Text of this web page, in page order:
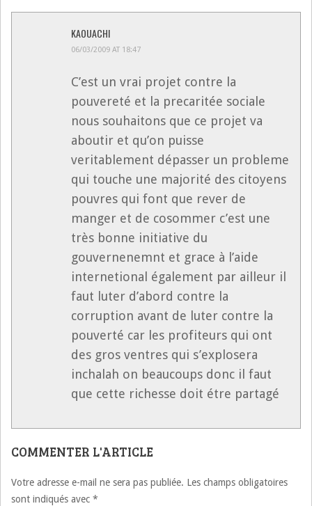
KAOUACHI
06/03/2009 AT 18:47
C’est un vrai projet contre la
pouvereté et la precaritée sociale
nous souhaitons que ce projet va
aboutir et qu’on puisse
veritablement dépasser un probleme
qui touche une majorité des citoyens
pouvres qui font que rever de
manger et de cosommer c’est une
très bonne initiative du
gouvernenemnt et grace à l’aide
internetional également par ailleur il
faut luter d’abord contre la
corruption avant de luter contre la
pouverté car les profiteurs qui ont
des gros ventres qui s’explosera
inchalah on beaucoups donc il faut
que cette richesse doit étre partagé
COMMENTER L'ARTICLE
Votre adresse e-mail ne sera pas publiée. Les champs obligatoires
sont indiqués avec *